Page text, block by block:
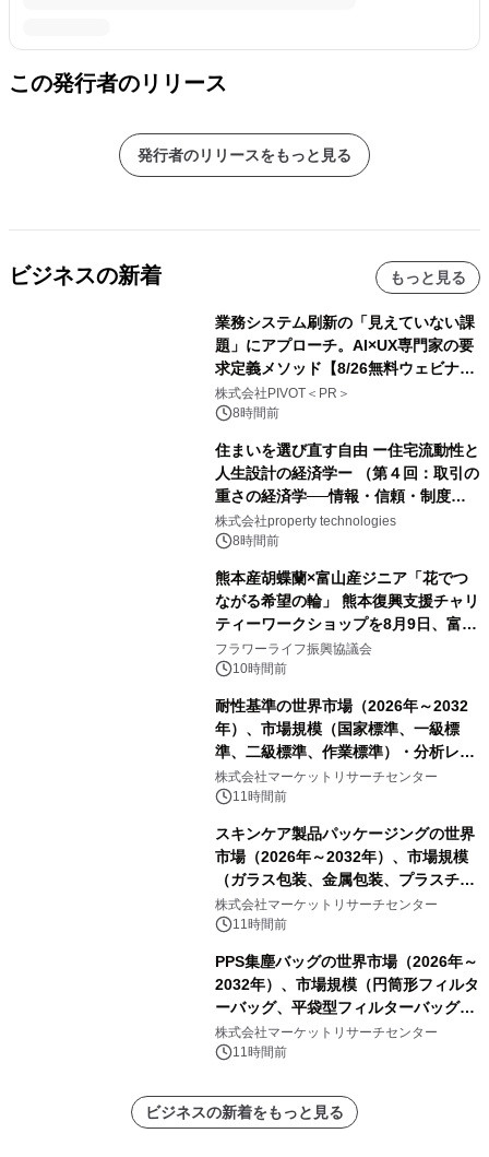
この発行者のリリース
発行者のリリースをもっと見る
ビジネスの新着 もっと見る
業務システム刷新の「見えていない課
題」にアプローチ。AI×UX専門家の要
求定義メソッド【8/26無料ウェビナ
ー】株式会社PIVOT
株式会社PIVOT＜PR＞
8時間前
住まいを選び直す自由 ー住宅流動性と
人生設計の経済学ー （第４回：取引の
重さの経済学──情報・信頼・制度を
PropTechはどう組み替えるか）｜
PropTech-Lab
株式会社property technologies
8時間前
熊本産胡蝶蘭×富山産ジニア「花でつ
ながる希望の輪」 熊本復興支援チャリ
ティーワークショップを8月9日、富
山・射水で開催
フラワーライフ振興協議会
10時間前
耐性基準の世界市場（2026年～2032
年）、市場規模（国家標準、一級標
準、二級標準、作業標準）・分析レポ
ートを発表
株式会社マーケットリサーチセンター
11時間前
スキンケア製品パッケージングの世界
市場（2026年～2032年）、市場規模
（ガラス包装、金属包装、プラスチッ
ク包装、その他）・分析レポートを発
表
株式会社マーケットリサーチセンター
11時間前
PPS集塵バッグの世界市場（2026年～
2032年）、市場規模（円筒形フィルタ
ーバッグ、平袋型フィルターバッグ、
プリーツフィルターバッグ、その
他）・分析レポートを発表
株式会社マーケットリサーチセンター
11時間前
ビジネスの新着をもっと見る